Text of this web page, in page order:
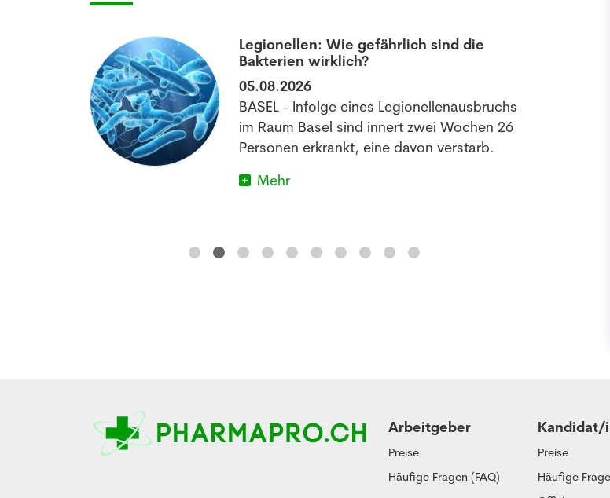
Legionellen: Wie gefährlich sind die
Bakterien wirklich?
05.08.2026
BASEL - Infolge eines Legionellenausbruchs
im Raum Basel sind innert zwei Wochen 26
Personen erkrankt, eine davon verstarb.
Mehr
Arbeitgeber
Preise
Häufige Fragen (FAQ)
Kandidat/
Preise
Häufige